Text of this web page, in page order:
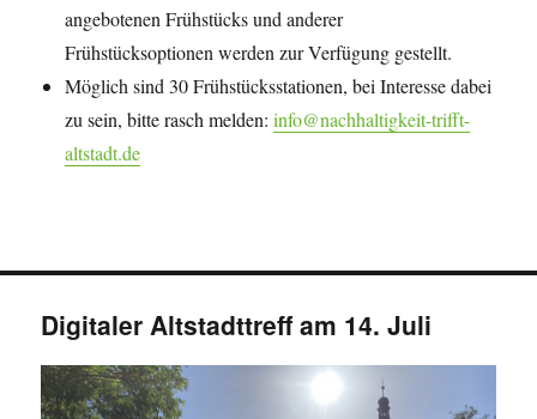
angebotenen Frühstücks und anderer
Frühstücksoptionen werden zur Verfügung gestellt.
Möglich sind 30 Frühstücksstationen, bei Interesse dabei
zu sein, bitte rasch melden:info@nachhaltigkeit-trifft-
altstadt.de
Digitaler Altstadttreff am 14. Juli